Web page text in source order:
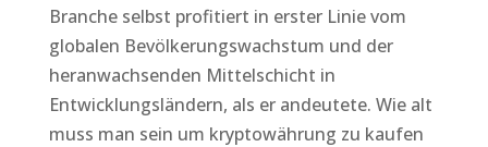
Branche selbst profitiert in erster Linie vom
globalen Bevölkerungswachstum und der
heranwachsenden Mittelschicht in
Entwicklungsländern, als er andeutete. Wie alt
muss man sein um kryptowährung zu kaufen